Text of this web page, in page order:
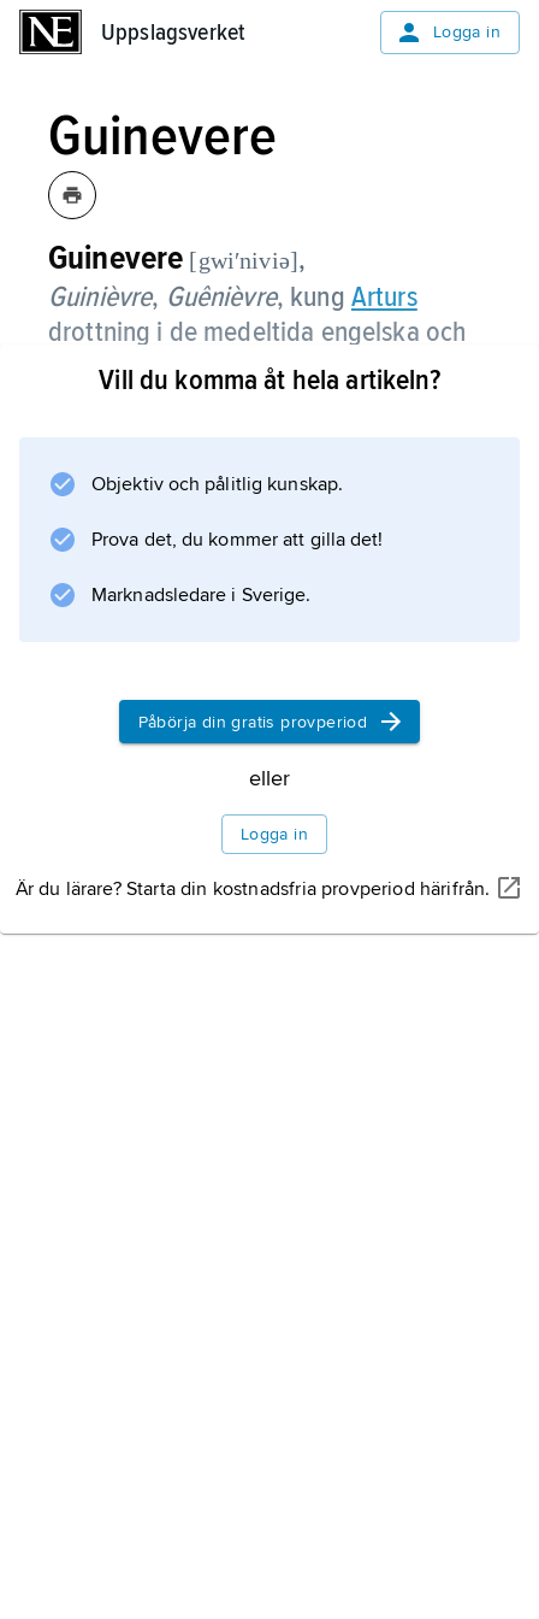
Uppslagsverket Logga in
Guinevere
Guinevere [gwiʹniviə],
Guinièvre, Guênièvre, kung Arturs
drottning i de medeltida engelska och
franska versionerna av Artursagan.
, en av riddarna kring det runda bordet. Hon
Vill du komma åt hela artikeln?
Objektiv och pålitlig kunskap.
Prova det, du kommer att gilla det!
Marknadsledare i Sverige.
Påbörja din gratis provperiod
eller
Logga in
Är du lärare? Starta din kostnadsfria provperiod härifrån.